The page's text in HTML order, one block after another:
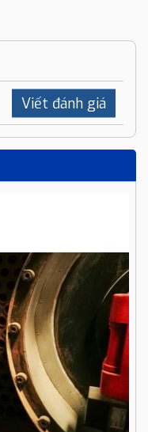
Viết đánh giá